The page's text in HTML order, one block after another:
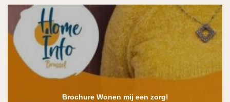
Brochure Wonen mij een zorg!